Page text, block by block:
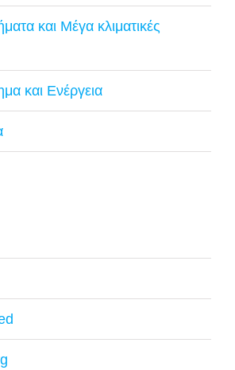
και Μέγα κλιματικές
και Ενέργεια